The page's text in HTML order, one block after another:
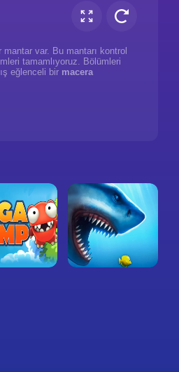
mantar var. Bu mantarı kontrol
tamamlıyoruz. Bölümleri
eğlenceli bir macera